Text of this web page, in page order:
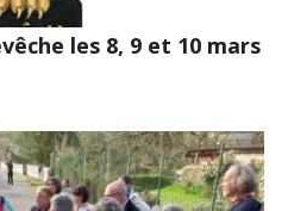
les 8, 9 et 10 mars